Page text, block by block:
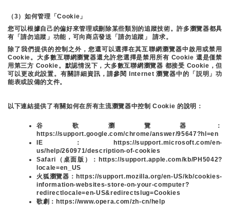
（3）如何管理「Cookie」
您可以根據自己的偏好來管理或刪除某些類別的追蹤技術。許多瀏覽器都具
有「請勿追蹤」功能，可向商店發送「請勿追蹤」 請求。
除了我們提供的控制之外，您還可以選擇在其互聯網瀏覽器中啟用或禁用
Cookie。大多數互聯網瀏覽器還允許您選擇是禁用所有 Cookie 還是僅禁
用第三方 Cookie。默認情況下，大多數互聯網瀏覽器 都接受 Cookie，但
可以更改此設置。有關詳細資訊，請參閱 Internet 瀏覽器中的「説明」功
能表或設備的文件。
以下連結提供了有關如何在所有主流瀏覽器中控制 Cookie 的說明：
谷歌瀏覽器：
https://support.google.com/chrome/answer/95647?hl=en
IE：https://support.microsoft.com/en-
us/help/260971/description-of-cookies
Safari（桌面版）：https://support.apple.com/kb/PH5042?
locale=en_US
火狐瀏覽器：https://support.mozilla.org/en-US/kb/cookies-
information-websites-store-on-your-computer?
redirectlocale=en-US&redirectslug=Cookies
歌劇：https://www.opera.com/zh-cn/help